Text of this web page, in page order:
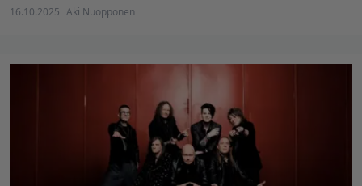
16.10.2025 Aki Nuopponen